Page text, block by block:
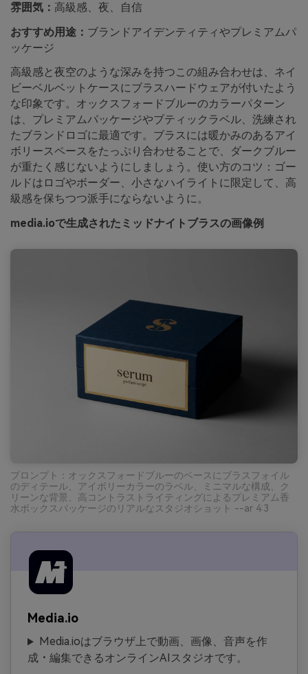
雰囲気： 高級感、夜、自信
おすすめ用途： ブランドアイデンティティやプレミアムパ
ッケージ
高級感と夜空のような深みを持つこの組み合わせは、ネイ
ビーベルベットケースにブラスハードウェアが付いたよう
な印象です。オックスフォードブルーのカラーパターン
は、プレミアムパッケージやブティックラベル、洗練され
たブランドロゴに最適です。ブラスには暖かみのあるアイ
ボリースペースをたっぷり合わせることで、ダークブルー
が重たく感じないようにしましょう。使い方のコツ：ゴー
ルドはロゴやボーダー、小さなハイライトに限定して、高
級感を保ちつつ派手にならないように。
media.ioで生成されたミッドナイトブラスの画像例
プロンプト：オックスフォードブルーのベースにブラスフォイル
のディテール、アイボリーカラーのラベル、ミニマルな構成、ク
リーンな背景、高コントラストライティングによるプレミアム香
水ボックスパッケージのリアルなスタジオショット --ar 4:3
Media.io
Media.ioはブラウザ上で動画、画像、音声を作
成・編集できるオンラインAIスタジオです。